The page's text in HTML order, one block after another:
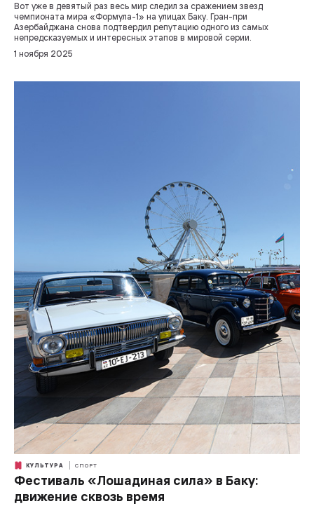
Вот уже в девятый раз весь мир следил за сражением звезд
чемпионата мира «Формула-1» на улицах Баку. Гран-при
Азербайджана снова подтвердил репутацию одного из самых
непредсказуемых и интересных этапов в мировой серии.
1 ноября 2025
КУЛЬТУРА СПОРТ
Фестиваль «Лошадиная сила» в Баку:
движение сквозь время